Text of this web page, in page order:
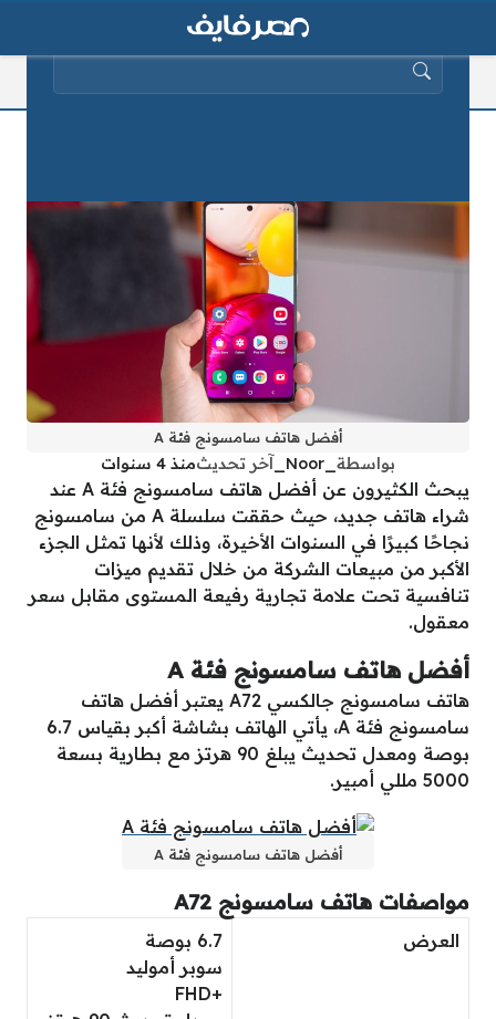
أفضل هاتف سامسونج فئة A
بواسطة آخر تحديثمنذ 4 سنوات
يبحث الكثيرون عن أفضل هاتف سامسونج فئة A عند
شراء هاتف جديد، حيث حققت سلسلة A من سامسونج
نجاحًا كبيرًا في السنوات الأخيرة، وذلك لأنها تمثل الجزء
الأكبر من مبيعات الشركة من خلال تقديم ميزات
تنافسية تحت علامة تجارية رفيعة المستوى مقابل سعر
معقول.
أفضل هاتف سامسونج فئة A
هاتف سامسونج جالكسي A72 يعتبر أفضل هاتف
سامسونج فئة A، يأتي الهاتف بشاشة أكبر بقياس 6.7
بوصة ومعدل تحديث يبلغ 90 هرتز مع بطارية بسعة
5000 مللي أمبير.
أفضل هاتف سامسونج فئة A
مواصفات هاتف سامسونج A72
العرض
6.7 بوصة
سوبر أموليد
+FHD
البحث عن: